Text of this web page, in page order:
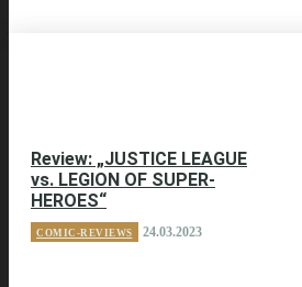
Review: „JUSTICE LEAGUE
vs. LEGION OF SUPER-
HEROES“
COMIC-REVIEWS 24.03.2023